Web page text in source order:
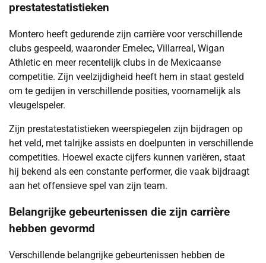
prestatestatistieken
Montero heeft gedurende zijn carrière voor verschillende
clubs gespeeld, waaronder Emelec, Villarreal, Wigan
Athletic en meer recentelijk clubs in de Mexicaanse
competitie. Zijn veelzijdigheid heeft hem in staat gesteld
om te gedijen in verschillende posities, voornamelijk als
vleugelspeler.
Zijn prestatestatistieken weerspiegelen zijn bijdragen op
het veld, met talrijke assists en doelpunten in verschillende
competities. Hoewel exacte cijfers kunnen variëren, staat
hij bekend als een constante performer, die vaak bijdraagt
aan het offensieve spel van zijn team.
Belangrijke gebeurtenissen die zijn carrière
hebben gevormd
Verschillende belangrijke gebeurtenissen hebben de